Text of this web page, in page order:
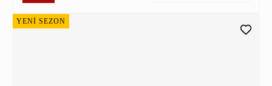
YENİ SEZON